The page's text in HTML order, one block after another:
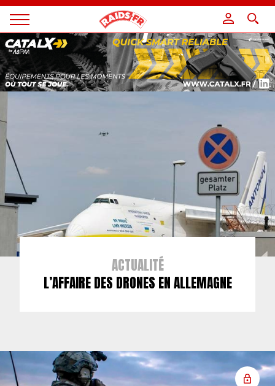
Magazine
Raids
ACTUALITÉ
L’AFFAIRE DES DRONES EN ALLEMAGNE
Panneau de gestion des cookies